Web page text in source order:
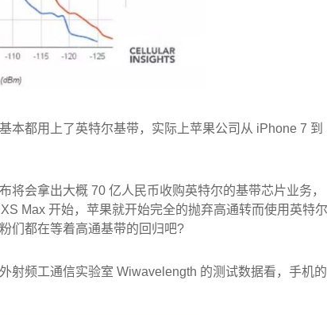
本都用上了英特尔基带，实际上苹果公司从 iPhone 7 到
会拿出大概 70 亿人民币收购英特尔的基带芯片业务，
Max 开始，苹果就开始完全的抛弃高通转而使用英特尔
们都在等着高通基带的回归吧?
射频工通信实验室 Wiwavelength 的测试数据看，手机的